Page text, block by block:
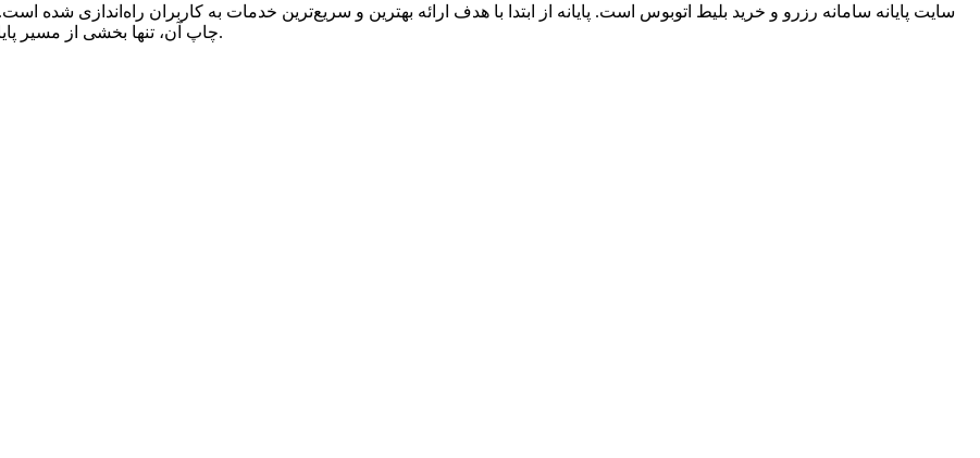
سایت پایانه سامانه رزرو و خرید بلیط اتوبوس است. پایانه از ابتدا با هدف ارائه بهترین و سریع‌ترین خدمات به کاربران راه‌اندازی شده
چاپ آن، تنها بخشی از مسیر پایانه برای بهبود کیفیت سفر اتوبوسی از سال ۷۳ تا به امروز بوده است.